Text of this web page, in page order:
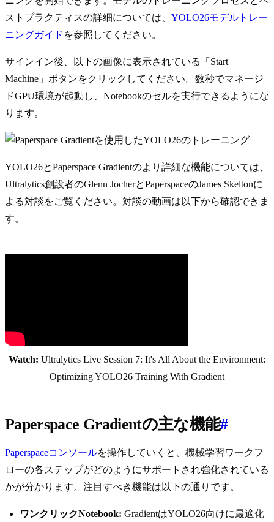
ストプラクティスの詳細については、 YOLO26モデルトレー
ニングガイド を参照してください。
サインイン後、以下の画像に表示されている「Start
Machine」ボタンをクリックしてください。数秒でマネージ
ドGPU環境が起動し、Notebookのセルを実行できるようにな
ります。
YOLO26とPaperspace Gradientのより詳細な機能については、
Ultralytics創設者のGlenn JocherとPaperspaceのJames Skeltonに
よる対談をご覧ください。対談の動画は以下から確認できま
す。
Watch: Ultralytics Live Session 7: It's All About the Environment:
Optimizing YOLO26 Training With Gradient
Paperspace Gradientの主な機能#
Paperspaceコンソールを操作していくと、機械学習ワークフ
ローの各ステップがどのようにサポートされ強化されている
かが分かります。注目すべき機能は以下の通りです。
ワンクリックNotebook: GradientはYOLO26向けに最適化